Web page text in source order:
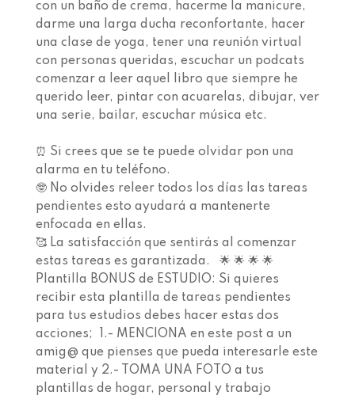
con un baño de crema, hacerme la manicure,
darme una larga ducha reconfortante, hacer
una clase de yoga, tener una reunión virtual
con personas queridas, escuchar un podcats
comenzar a leer aquel libro que siempre he
querido leer, pintar con acuarelas, dibujar, ver
una serie, bailar, escuchar música etc.
⏰ Si crees que se te puede olvidar pon una
alarma en tu teléfono. ⁣ ⁣
🤓 No olvides releer todos los días las tareas
pendientes esto ayudará a mantenerte
enfocada en ellas.⁣⁣ ⁣
🥰 La satisfacción que sentirás al comenzar
estas tareas es garantizada. ⁣⁣ ⁣ 🌟 🌟 🌟 🌟 ⁣
Plantilla BONUS de ESTUDIO:⁣⁣ Si quieres
recibir esta plantilla de tareas pendientes
para tus estudios debes hacer estas dos
acciones; ⁣ 1.- MENCIONA en este post a un
amig@ que pienses que pueda interesarle este
material y 2.- TOMA UNA FOTO a tus
plantillas de hogar, personal y trabajo